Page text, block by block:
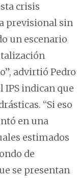
crisis
previsional sin
un escenario
advirtió Pedro
IPS indican que
“Si eso
en una
estimados
de
se presentan